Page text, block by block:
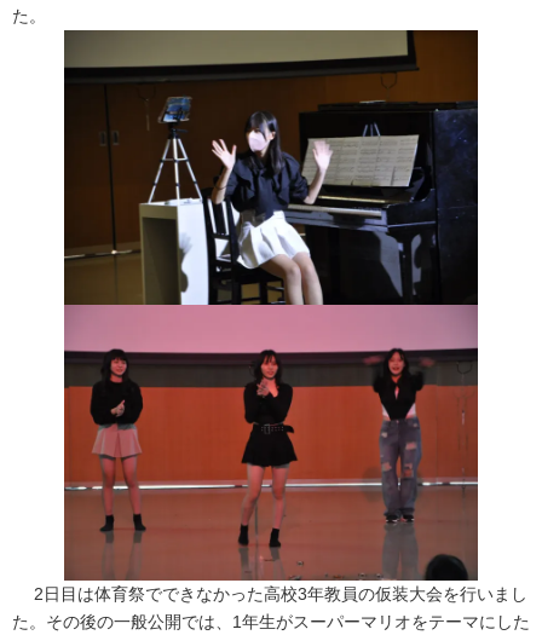
た。
2日目は体育祭でできなかった高校3年教員の仮装大会を行いまし
た。その後の一般公開では、1年生がスーパーマリオをテーマにした